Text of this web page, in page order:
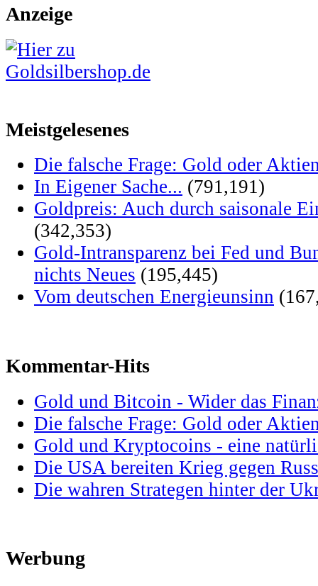
Anzeige
Meistgelesenes
Die falsche Frage: Gold oder
In Eigener Sache... (791,191)
Goldpreis: Auch durch saisonale
(342,353)
Gold-Intransparenz bei Fed und
nichts Neues (195,445)
Vom deutschen Energieunsinn
Kommentar-Hits
Gold und Bitcoin - Wider das
Die falsche Frage: Gold oder
Gold und Kryptocoins - eine
Die USA bereiten Krieg gegen
Die wahren Strategen hinter der
Werbung